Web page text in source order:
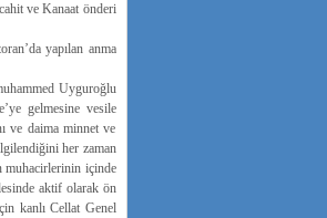
ve Kanaat önderi
yapılan anma
Uyguroğlu
gelmesine vesile
ve daima minnet ve
her zaman
muhacirlerinin içinde
aktif olarak ön
kanlı Cellat Genel